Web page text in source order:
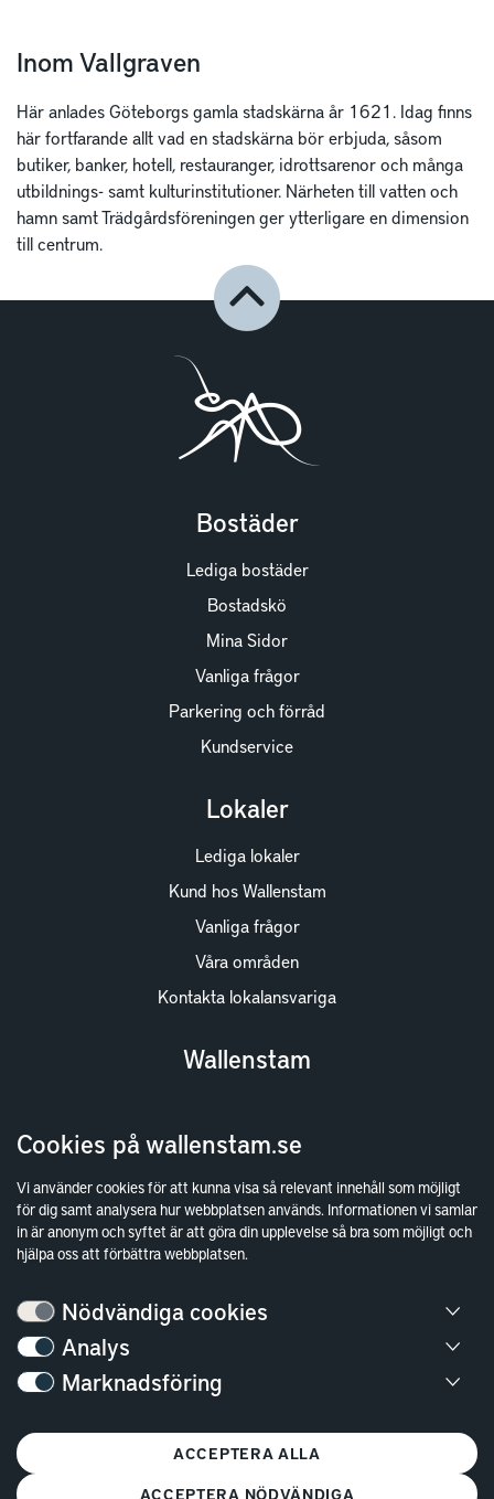
Cookies på wallenstam.se
Vi använder cookies för att kunna visa så relevant innehåll som möjligt
för dig samt analysera hur webbplatsen används. Informationen vi samlar
in är anonym och syftet är att göra din upplevelse så bra som möjligt och
hjälpa oss att förbättra webbplatsen.
Nödvändiga cookies
Analys
Marknadsföring
ACCEPTERA ALLA
ACCEPTERA NÖDVÄNDIGA
Inom Vallgraven
Här anlades Göteborgs gamla stadskärna år 1621. Idag finns
här fortfarande allt vad en stadskärna bör erbjuda, såsom
butiker, banker, hotell, restauranger, idrottsarenor och många
utbildnings- samt kulturinstitutioner. Närheten till vatten och
hamn samt Trädgårdsföreningen ger ytterligare en dimension
till centrum.
Bostäder
Lediga bostäder
Bostadskö
Mina Sidor
Vanliga frågor
Parkering och förråd
Kundservice
Lokaler
Lediga lokaler
Kund hos Wallenstam
Vanliga frågor
Våra områden
Kontakta lokalansvariga
Wallenstam
Finansiella rapporter
Sök fakturamottagare
Våra fastigheter
Hållbarhet
Kundservice
Stockholm